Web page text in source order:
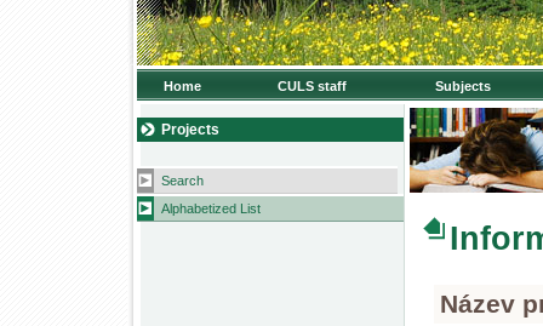
Home CULS staff Subjects
Projects
Search
Alphabetized List
Název